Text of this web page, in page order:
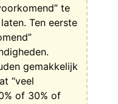
te
Ten eerste
gemakkelijk
“veel
of 30% of